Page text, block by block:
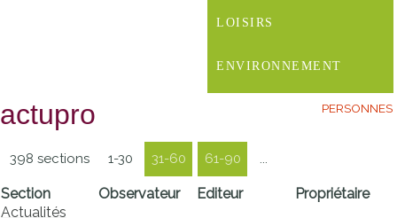
LOISIRS
ENVIRONNEMENT
PERSONNES
actupro
398 sections 1-30 31-60 61-90 ...
Section Observateur Editeur
Propriétaire
Actualités